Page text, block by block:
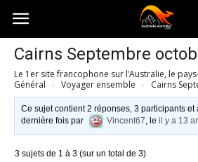
Australia-
australie.com
Cairns Septembre
Le 1er site francophone sur l’Australie, le
Général › Voyager ensemble › Cairns
Ce sujet contient 2 réponses, 3 participants et
dernière fois par
Vincent67, leil y a 13
3 sujets de 1 à 3 (sur un total de 3)